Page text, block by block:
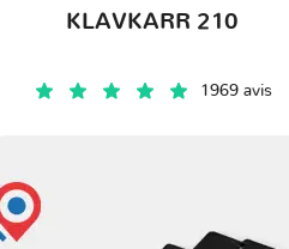
KLAVKARR 210
1969 avis